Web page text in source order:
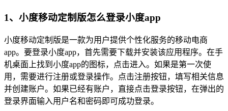
1、小度移动定制版怎么登录小度app
小度移动定制版是一款为用户提供个性化服务的移动电商
app。要登录小度app，首先需要下载并安装该应用程序。在手
机桌面上找到小度app的图标，点击进入。如果是第一次使
用，需要进行注册或登录操作。点击注册按钮，填写相关信息
并创建账户。如果已经有账户，直接点击登录按钮，在弹出的
登录界面输入用户名和密码即可成功登录。